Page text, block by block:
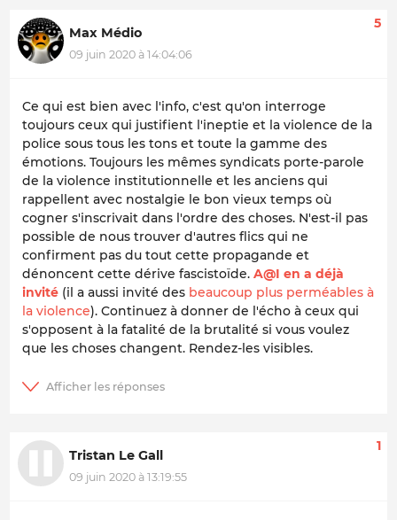
Max Médio
09 juin 2020 à 14:04:06
5
Ce qui est bien avec l'info, c'est qu'on interroge
toujours ceux qui justifient l'ineptie et la violence de la
police sous tous les tons et toute la gamme des
émotions. Toujours les mêmes syndicats porte-parole
de la violence institutionnelle et les anciens qui
rappellent avec nostalgie le bon vieux temps où
cogner s'inscrivait dans l'ordre des choses. N'est-il pas
possible de nous trouver d'autres flics qui ne
confirment pas du tout cette propagande et
dénoncent cette dérive fascistoïde. A@I en a déjà
invité (il a aussi invité des beaucoup plus perméables à
la violence). Continuez à donner de l'écho à ceux qui
s'opposent à la fatalité de la brutalité si vous voulez
que les choses changent. Rendez-les visibles.
Tristan Le Gall
09 juin 2020 à 13:19:55
1